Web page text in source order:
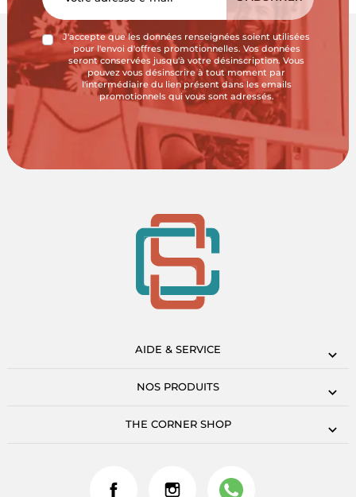
J'accepte que les données renseignées soient utilisées
pour l'envoi d'offres promotionnelles. Vos données
seront conservées jusqu'à votre désinscription. Vous
pouvez vous désinscrire à tout moment par
l'intermédiaire du lien présent dans les emails
promotionnels qui vous sont adressés.
AIDE & SERVICE
NOS PRODUITS
THE CORNER SHOP